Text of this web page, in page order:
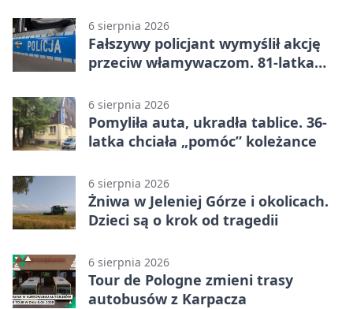
6 sierpnia 2026
Fałszywy policjant wymyślił akcję
przeciw włamywaczom. 81-latka
6 sierpnia 2026
Pomyliła auta, ukradła tablice. 36-
latka chciała „pomóc” koleżance
6 sierpnia 2026
Żniwa w Jeleniej Górze i okolicach.
Dzieci są o krok od tragedii
6 sierpnia 2026
Tour de Pologne zmieni trasy
autobusów z Karpacza